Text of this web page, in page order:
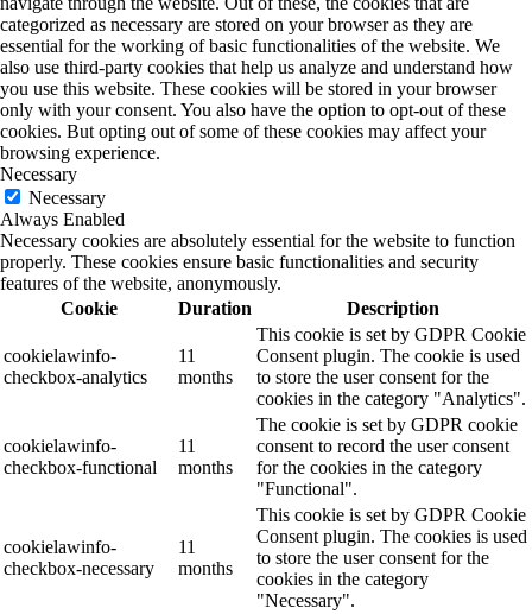
categorized as necessary are stored on your browser as they are
essential for the working of basic functionalities of the website. We
also use third-party cookies that help us analyze and understand how
you use this website. These cookies will be stored in your browser
only with your consent. You also have the option to opt-out of these
cookies. But opting out of some of these cookies may affect your
browsing experience.
Necessary
Necessary
Always Enabled
Necessary cookies are absolutely essential for the website to function
properly. These cookies ensure basic functionalities and security
features of the website, anonymously.
Cookie
Duration Description
cookielawinfo-
checkbox-analytics
11
months
This cookie is set by GDPR Cookie
Consent plugin. The cookie is used
to store the user consent for the
cookies in the category "Analytics".
cookielawinfo-
checkbox-functional
11
months
The cookie is set by GDPR cookie
consent to record the user consent
for the cookies in the category
"Functional".
cookielawinfo-
checkbox-necessary
11
months
This cookie is set by GDPR Cookie
Consent plugin. The cookies is used
to store the user consent for the
cookies in the category
"Necessary".